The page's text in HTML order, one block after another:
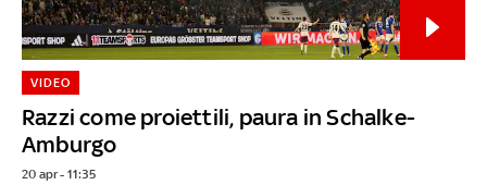
Razzi come proiettili, paura in Schalke-
Amburgo
VIDEO
20 apr - 11:35